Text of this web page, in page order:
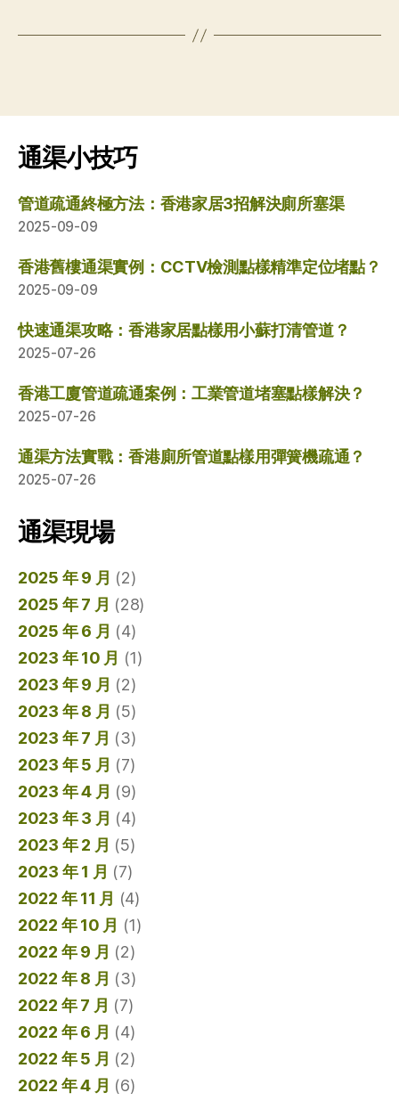
通渠小技巧
管道疏通終極方法：香港家居3招解決廁所塞渠
2025-09-09
香港舊樓通渠實例：CCTV檢測點樣精準定位堵點？
2025-09-09
快速通渠攻略：香港家居點樣用小蘇打清管道？
2025-07-26
香港工廈管道疏通案例：工業管道堵塞點樣解決？
2025-07-26
通渠方法實戰：香港廁所管道點樣用彈簧機疏通？
2025-07-26
通渠現場
2025 年 9 月 (2)
2025 年 7 月 (28)
2025 年 6 月 (4)
2023 年 10 月 (1)
2023 年 9 月 (2)
2023 年 8 月 (5)
2023 年 7 月 (3)
2023 年 5 月 (7)
2023 年 4 月 (9)
2023 年 3 月 (4)
2023 年 2 月 (5)
2023 年 1 月 (7)
2022 年 11 月 (4)
2022 年 10 月 (1)
2022 年 9 月 (2)
2022 年 8 月 (3)
2022 年 7 月 (7)
2022 年 6 月 (4)
2022 年 5 月 (2)
2022 年 4 月 (6)